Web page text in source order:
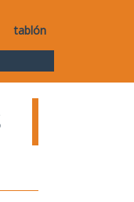
tablón